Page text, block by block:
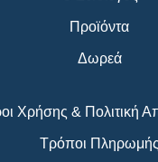
Προϊόντα
Δωρεά
Χρήσης & Πολιτική
Τρόποι Πληρωμής